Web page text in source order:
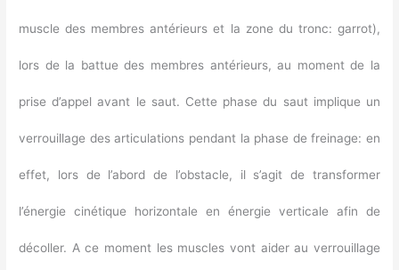
muscle des membres antérieurs et la zone du tronc: garrot),
lors de la battue des membres antérieurs, au moment de la
prise d’appel avant le saut. Cette phase du saut implique un
verrouillage des articulations pendant la phase de freinage: en
effet, lors de l’abord de l’obstacle, il s’agit de transformer
l’énergie cinétique horizontale en énergie verticale afin de
décoller. A ce moment les muscles vont aider au verrouillage